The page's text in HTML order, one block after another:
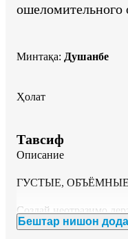
Минтақа: Душанбе
Ҳолат
Тавсиф
Описание
ГУСТЫЕ,
Создай неотразимо
помощью туши для
Бештар нишон